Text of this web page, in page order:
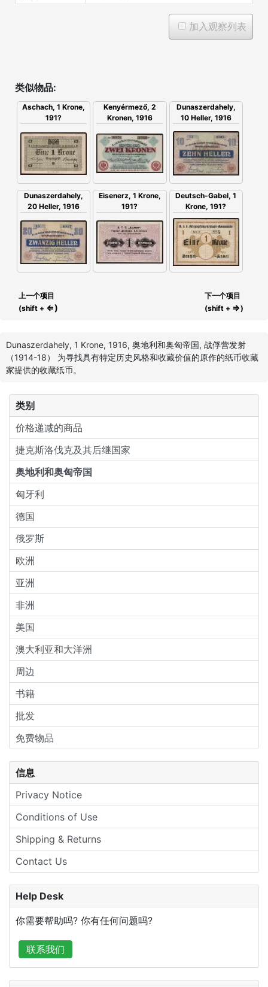
类别
价格递减的商品
捷克斯洛伐克及其后继国家
奥地利和奥匈帝国
匈牙利
德国
俄罗斯
欧洲
亚洲
非洲
美国
澳大利亚和大洋洲
周边
书籍
批发
免费物品
信息
Privacy Notice
Conditions of Use
Shipping & Returns
Contact Us
加入观察列表
类似物品:
Aschach, 1 Krone,
191?
Kenyérmező, 2
Kronen, 1916
Dunaszerdahely,
10 Heller, 1916
Dunaszerdahely,
20 Heller, 1916
Eisenerz, 1 Krone,
191?
Deutsch-Gabel, 1
Krone, 191?
上一个项目
(shift + ⇐)
下一个项目
(shift + ⇒)
Dunaszerdahely, 1 Krone, 1916, 奥地利和奥匈帝国, 战俘营发射
（1914-18） 为寻找具有特定历史风格和收藏价值的原作的纸币收藏
家提供的收藏纸币。
Help Desk
你需要帮助吗? 你有任何问题吗?
联系我们